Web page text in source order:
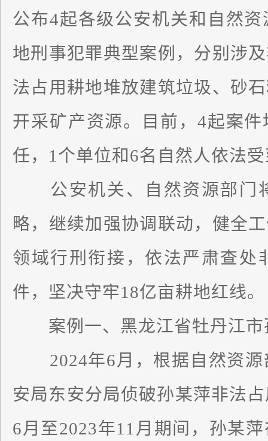
公布4起各级公安机关和自然
地刑事犯罪典型案例，分别涉
法占用耕地堆放建筑垃圾、砂
开采矿产资源。目前，4起案
任，1个单位和6名自然人依法
公安机关、自然资源部门
略，继续加强协调联动，健全
领域行刑衔接，依法严肃查处
件，坚决守牢18亿亩耕地红线。
案例一、黑龙江省牡丹江市
2024年6月，根据自然资源
安局东安分局侦破孙某萍非法
6月至2023年11月期间，孙某